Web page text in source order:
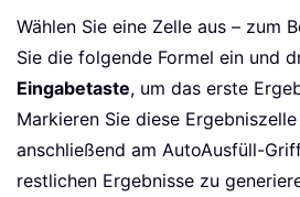
Wählen Sie eine Zelle aus – zum
Sie die folgende Formel ein und
Eingabetaste, um das erste
Markieren Sie diese
anschließend am AutoAusfüll-
restlichen Ergebnisse zu